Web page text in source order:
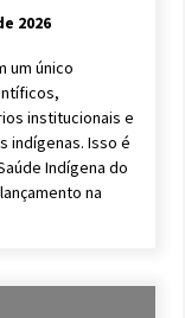
2026
um único
institucionais e
indígenas. Isso é
Indígena do
na